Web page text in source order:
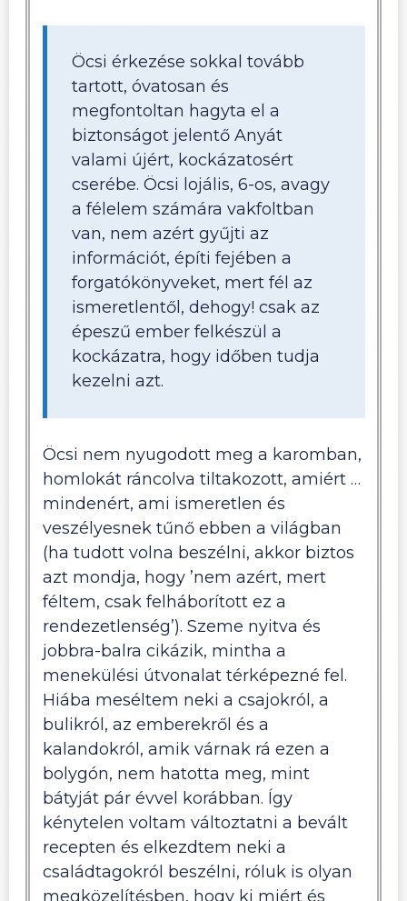
Öcsi érkezése sokkal tovább
tartott, óvatosan és
megfontoltan hagyta el a
biztonságot jelentő Anyát
valami újért, kockázatosért
cserébe. Öcsi lojális, 6-os, avagy
a félelem számára vakfoltban
van, nem azért gyűjti az
információt, építi fejében a
forgatókönyveket, mert fél az
ismeretlentől, dehogy! csak az
épeszű ember felkészül a
kockázatra, hogy időben tudja
kezelni azt.
Öcsi nem nyugodott meg a karomban,
homlokát ráncolva tiltakozott, amiért …
mindenért, ami ismeretlen és
veszélyesnek tűnő ebben a világban
(ha tudott volna beszélni, akkor biztos
azt mondja, hogy ’nem azért, mert
féltem, csak felháborított ez a
rendezetlenség’). Szeme nyitva és
jobbra-balra cikázik, mintha a
menekülési útvonalat térképezné fel.
Hiába meséltem neki a csajokról, a
bulikról, az emberekről és a
kalandokról, amik várnak rá ezen a
bolygón, nem hatotta meg, mint
bátyját pár évvel korábban. Így
kénytelen voltam változtatni a bevált
recepten és elkezdtem neki a
családtagokról beszélni, róluk is olyan
megközelítésben, hogy ki miért és